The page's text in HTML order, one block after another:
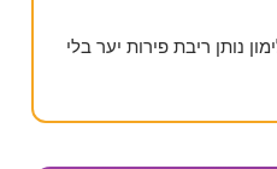
נותן ריבת פירות יער בלי